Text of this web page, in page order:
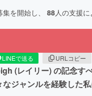
集を開始し、 88人の支援に
LINEで送る URLコピー
(レイリー) の記念す
ジャンルを経験した